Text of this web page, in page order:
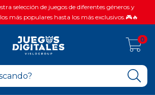
selección de juegos de diferentes géneros y
más populares hasta los más exclusivos.🎮🔥
0